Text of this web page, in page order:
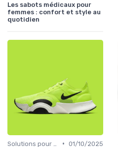
Les sabots médicaux pour
femmes : confort et style au
quotidien
• 01/10/2025